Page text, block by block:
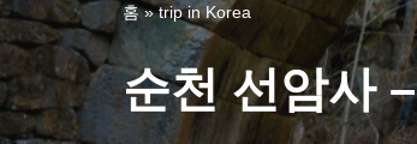
홈»trip in Korea
순천 선암사